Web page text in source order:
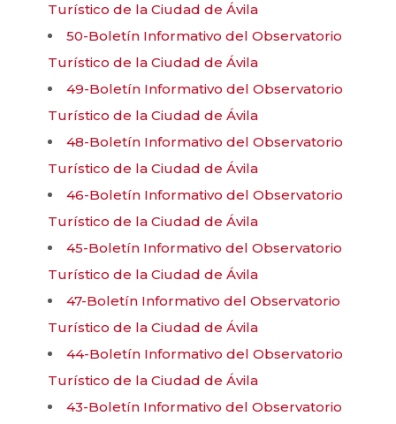
Turístico de la Ciudad de Ávila
50-Boletín Informativo del Observatorio
Turístico de la Ciudad de Ávila
49-Boletín Informativo del Observatorio
Turístico de la Ciudad de Ávila
48-Boletín Informativo del Observatorio
Turístico de la Ciudad de Ávila
46-Boletín Informativo del Observatorio
Turístico de la Ciudad de Ávila
45-Boletín Informativo del Observatorio
Turístico de la Ciudad de Ávila
47-Boletín Informativo del Observatorio
Turístico de la Ciudad de Ávila
44-Boletín Informativo del Observatorio
Turístico de la Ciudad de Ávila
43-Boletín Informativo del Observatorio